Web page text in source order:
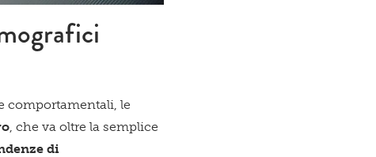
comportamentali, le
, che va oltre la semplice
di